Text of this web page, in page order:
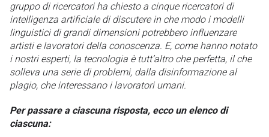
gruppo di ricercatori ha chiesto a cinque ricercatori di
intelligenza artificiale di discutere in che modo i modelli
linguistici di grandi dimensioni potrebbero influenzare
artisti e lavoratori della conoscenza. E, come hanno notato
i nostri esperti, la tecnologia è tutt’altro che perfetta, il che
solleva una serie di problemi, dalla disinformazione al
plagio, che interessano i lavoratori umani.
Per passare a ciascuna risposta, ecco un elenco di
ciascuna: